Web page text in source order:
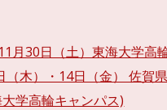
30日（土）東海大学高
木）・14日（金） 佐賀県
学高輪キャンパス)